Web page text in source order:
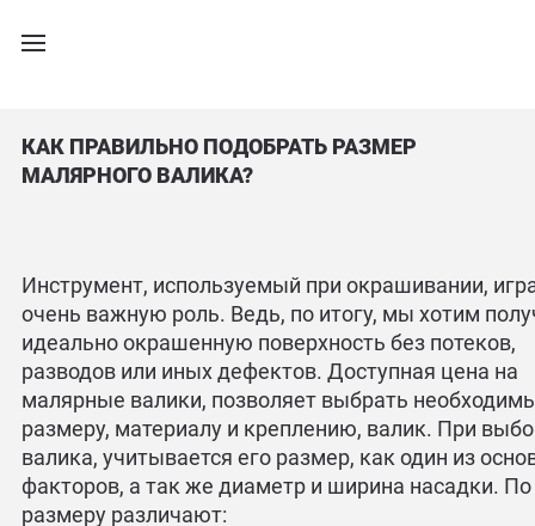
КАК ПРАВИЛЬНО ПОДОБРАТЬ РАЗМЕР
МАЛЯРНОГО ВАЛИКА?
Инструмент, используемый при окрашивании,
очень важную роль. Ведь, по итогу, мы хотим
идеально окрашенную поверхность без потеков,
разводов или иных дефектов. Доступная цена на
малярные валики, позволяет выбрать
размеру, материалу и креплению, валик. При
валика, учитывается его размер, как один из
факторов, а так же диаметр и ширина насадки. По
размеру различают: